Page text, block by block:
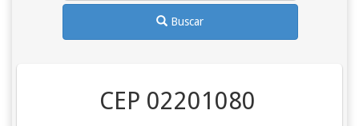
Buscar
CEP 02201080